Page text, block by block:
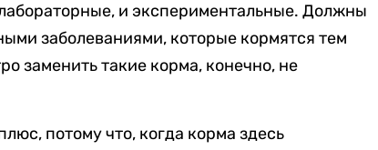
и экспериментальные. Должны
заболеваниями, которые кормятся тем
заменить такие корма, конечно, не
потому что, когда корма здесь